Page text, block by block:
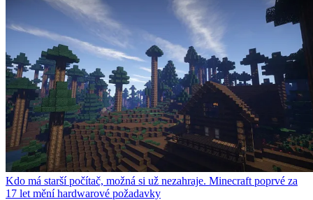
Kdo má starší počítač, možná si už nezahraje. Minecraft poprvé za
17 let mění hardwarové požadavky